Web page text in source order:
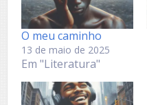
O meu caminho
13 de maio de 2025
Em "Literatura"